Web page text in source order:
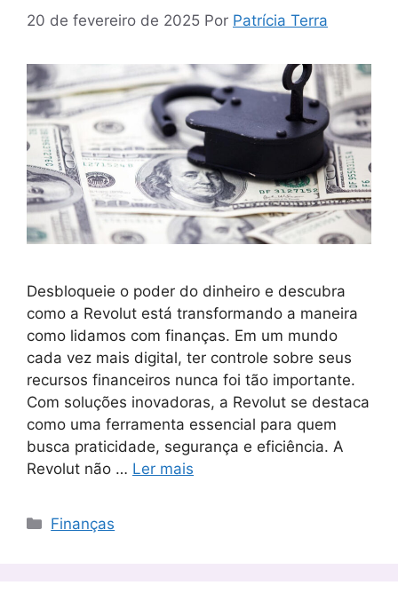
20 de fevereiro de 2025 Por Patrícia Terra
Desbloqueie o poder do dinheiro e descubra
como a Revolut está transformando a maneira
como lidamos com finanças. Em um mundo
cada vez mais digital, ter controle sobre seus
recursos financeiros nunca foi tão importante.
Com soluções inovadoras, a Revolut se destaca
como uma ferramenta essencial para quem
busca praticidade, segurança e eficiência. A
Revolut não … Ler mais
Categorias
Finanças